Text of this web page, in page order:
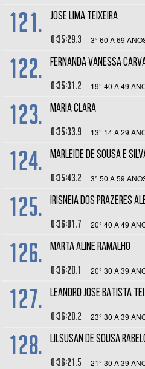
121. JOSE LIMA TEIXEIRA
0:35:29.3 3° 60 A 69
122. Fernanda Vanessa
0:35:31.2 19° 40 A 49
123. MARIA CLARA
0:35:33.9 13° 14 A 29
124. MARLEIDE DE SOUSA E
0:35:43.2 3° 50 A 59
125. IRISNEIA DOS PRAZERES
0:36:01.7 20° 40 A 49
126. MARTA ALINE RAMALHO
0:36:20.1 20° 30 A 39
127. LEANDRO JOSE BATISTA
0:36:20.2 23° 30 A 39
128. LILSUSAN DE SOUSA
0:36:21.5 21° 30 A 39